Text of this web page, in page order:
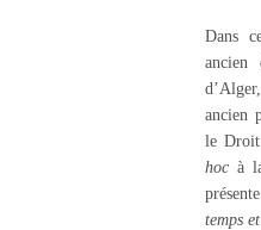
Dans
ancien
le Droit
hoc à
temps